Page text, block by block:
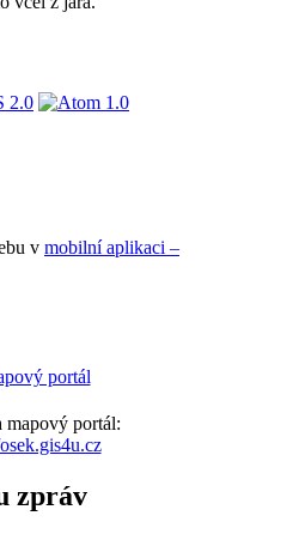
v mobilní aplikaci –
mapový portál:
zpráv